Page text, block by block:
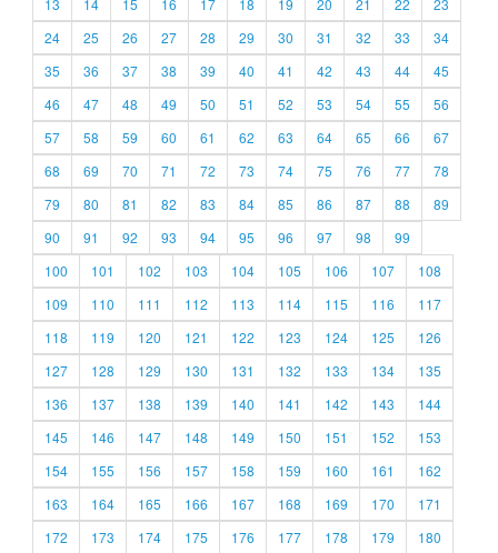
13
14 15 16 17 18 19 20 21 22
23
24
25 26 27 28 29 30 31 32 33
34
35
36 37 38 39 40 41 42 43 44
45
46
47 48 49 50 51 52 53 54 55
56
57
58 59 60 61 62 63 64 65 66
67
68
69 70 71 72 73 74 75 76 77
78
79
80 81 82 83 84 85 86 87 88
89
90
91 92 93 94 95 96 97 98
99
100
101 102 103 104 105 106 107
108
109
110 111 112 113 114 115 116
117
118
119 120 121 122 123 124 125
126
127
128 129 130 131 132 133 134
135
136
137 138 139 140 141 142 143
144
145
146 147 148 149 150 151 152
153
154
155 156 157 158 159 160 161
162
163
164 165 166 167 168 169 170
171
172
173 174 175 176 177 178 179
180